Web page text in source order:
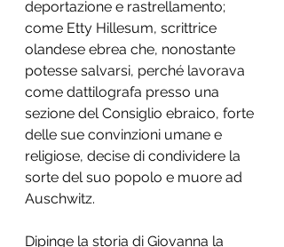
deportazione e rastrellamento;
come Etty Hillesum, scrittrice
olandese ebrea che, nonostante
potesse salvarsi, perché lavorava
come dattilografa presso una
sezione del Consiglio ebraico, forte
delle sue convinzioni umane e
religiose, decise di condividere la
sorte del suo popolo e muore ad
Auschwitz.
Dipinge la storia di Giovanna la